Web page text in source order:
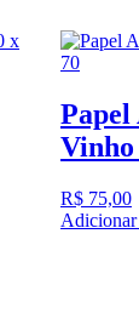
Papel
Vinho
R$ 75,00